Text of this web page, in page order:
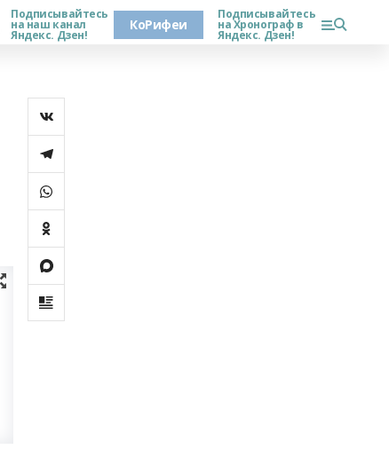
Подписывайтесь
на наш канал
Яндекс. Дзен!
КоРифеи
Подписывайтесь
на Хронограф в
Яндекс. Дзен!